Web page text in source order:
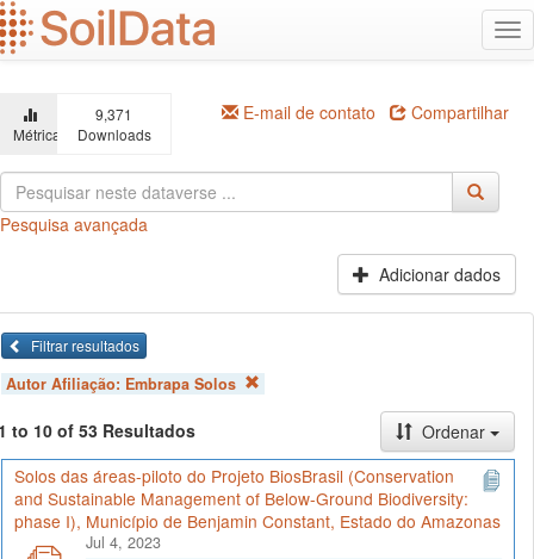
Ir
para
o
principal
Métricas
9,371
Downloads
E-mail de contato Compartilhar
Pesquisa avançada
Adicionar dados
Filtrar resultados
Autor Afiliação: Embrapa Solos
to 10 of 53 Resultados
Ordenar
Solos das áreas-piloto do Projeto BiosBrasil (Conservation
and Sustainable Management of Below-Ground Biodiversity:
phase I), Município de Benjamin Constant, Estado do Amazonas
Jul 4, 2023